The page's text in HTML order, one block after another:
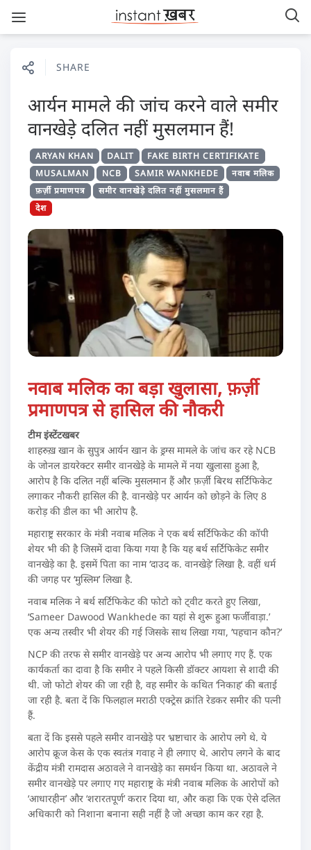
SHARE
आर्यन मामले की जांच करने वाले समीर
वानखेड़े दलित नहीं मुसलमान हैं!
ARYAN KHAN DALIT
FAKE BIRTH CERTIFIKATE
MUSALMAN
NCB SAMIR WANKHEDE
नवाब मलिक
फ़र्ज़ी प्रमाणपत्र
समीर वानखेड़े दलित नहीं मुसलमान हैं
देश
नवाब मलिक का बड़ा खुलासा, फ़र्ज़ी
प्रमाणपत्र से हासिल की नौकरी
टीम इंस्टेंटखबर
शाहरुख़ खान के सुपुत्र आर्यन खान के ड्रग्स मामले के जांच कर रहे NCB
के जोनल डायरेक्टर समीर वानखेड़े के मामले में नया खुलासा हुआ है,
आरोप है कि दलित नहीं बल्कि मुसलमान हैं और फ़र्ज़ी बिरथ सर्टिफिकेट
लगाकर नौकरी हासिल की है. वानखेड़े पर आर्यन को छोड़ने के लिए 8
करोड़ की डील का भी आरोप है.
महाराष्ट्र सरकार के मंत्री नवाब मलिक ने एक बर्थ सर्टिफिकेट की कॉपी
शेयर भी की है जिसमें दावा किया गया है कि यह बर्थ सर्टिफिकेट समीर
वानखेड़े का है. इसमें पिता का नाम ‘दाउद क. वानखेड़े’ लिखा है. वहीं धर्म
की जगह पर ‘मुस्लिम’ लिखा है.
नवाब मलिक ने बर्थ सर्टिफिकेट की फोटो को ट्वीट करते हुए लिखा,
‘Sameer Dawood Wankhede का यहां से शुरू हुआ फर्जीवाड़ा.’
एक अन्य तस्वीर भी शेयर की गई जिसके साथ लिखा गया, ‘पहचान कौन?’
NCP की तरफ से समीर वानखेड़े पर अन्य आरोप भी लगाए गए हैं. एक
कार्यकर्ता का दावा है कि समीर ने पहले किसी डॉक्टर आयशा से शादी की
थी. जो फोटो शेयर की जा रही है, वह समीर के कथित ‘निकाह’ की बताई
जा रही है. बता दें कि फिलहाल मराठी एक्ट्रेस क्रांति रेडकर समीर की पत्नी
हैं.
बता दें कि इससे पहले समीर वानखेड़े पर भ्रष्टाचार के आरोप लगे थे. ये
आरोप क्रूज केस के एक स्वतंत्र गवाह ने ही लगाए थे. आरोप लगने के बाद
केंद्रीय मंत्री रामदास अठावले ने वानखेड़े का समर्थन किया था. अठावले ने
समीर वानखेड़े पर लगाए गए महाराष्ट्र के मंत्री नवाब मलिक के आरोपों को
‘आधारहीन’ और ‘शरारतपूर्ण’ करार दिया था, और कहा कि एक ऐसे दलित
अधिकारी को निशाना बनाना सही नहीं है जो अच्छा काम कर रहा है.